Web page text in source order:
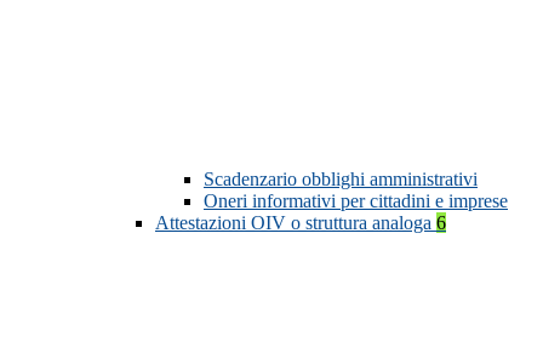
Scadenzario obblighi amministrativi
Oneri informativi per cittadini e imprese
Attestazioni OIV o struttura analoga 6